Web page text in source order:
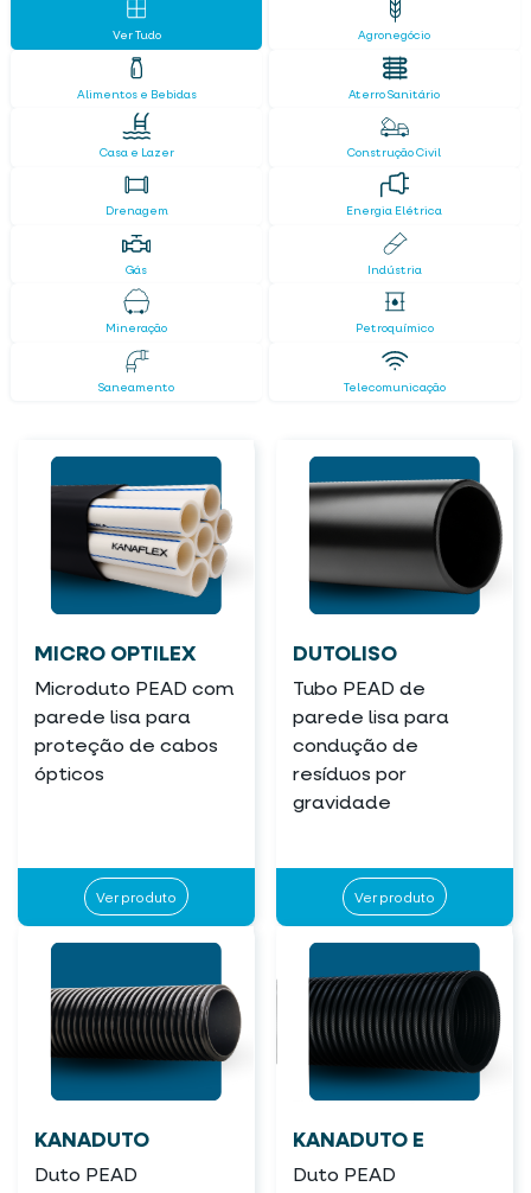
Ver Tudo Agronegócio
Alimentos e Bebidas Aterro Sanitário
Casa e Lazer Construção Civil
Drenagem Energia Elétrica
Gás Indústria
Mineração Petroquímico
Saneamento Telecomunicação
MICRO OPTILEX
Microduto PEAD com
parede lisa para
proteção de cabos
ópticos
Ver produto
DUTOLISO
Tubo PEAD de
parede lisa para
condução de
resíduos por
gravidade
Ver produto
KANADUTO
Duto PEAD
KANADUTO E
Duto PEAD